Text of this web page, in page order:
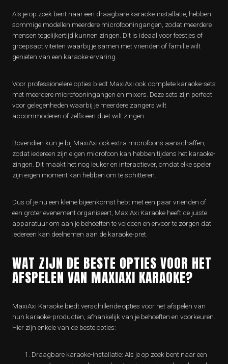
Als je op zoek bent naar een draagbare karaoke-installatie, hebben
sommige modellen meerdere microfooningangen, zodat meerdere
mensen tegelijkertijd kunnen zingen. Dit is ideaal voor feestjes of
groepsactiviteiten waarbij je samen met vrienden of familie wilt
genieten van een karaoke-ervaring.
Voor professionelere opties biedt MaxiAxi ook complete karaoke-sets
met meerdere microfooningangen en mixers. Deze sets zijn perfect
voor gelegenheden waarbij je meerdere zangers wilt
accommoderen of zelfs een duet wilt zingen.
Bovendien kun je bij MaxiAxi ook extra microfoons aanschaffen,
zodat iedereen zijn eigen microfoon kan hebben tijdens het karaoke-
zingen. Dit maakt het nog leuker en interactiever, omdat elke speler
zijn eigen moment kan hebben om te schitteren.
Dus of je nu een kleine bijeenkomst hebt met een paar vrienden of
een groter evenement organiseert, MaxiAxi Karaoke heeft de juiste
apparatuur om aan je behoeften te voldoen en ervoor te zorgen dat
iedereen kan deelnemen aan de karaoke-pret.
WAT ZIJN DE BESTE OPTIES VOOR HET
AFSPELEN VAN MAXIAXI KARAOKE?
MaxiAxi Karaoke biedt verschillende opties voor het afspelen van
hun karaoke-producten, afhankelijk van je behoeften en voorkeuren.
Hier zijn enkele van de beste opties:
Draagbare karaoke-installatie: Als je op zoek bent naar een